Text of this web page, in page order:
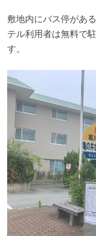
敷地内にバス停があ
テル利用者は無料で
す。